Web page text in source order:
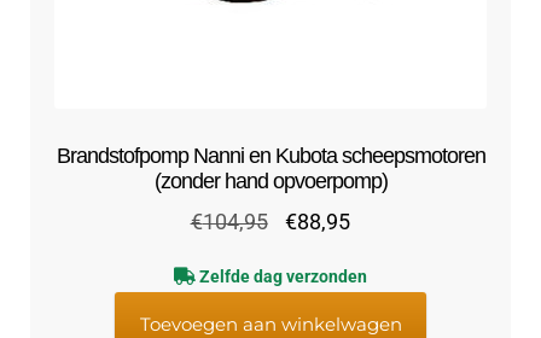
Brandstofpomp Nanni en Kubota scheepsmotoren
(zonder hand opvoerpomp)
€104,95
Oorspronkelijke
was:
€104,95.
€88,95Huidige
is:
€88,95.
Zelfde dag verzonden
Toevoegen aan winkelwagen